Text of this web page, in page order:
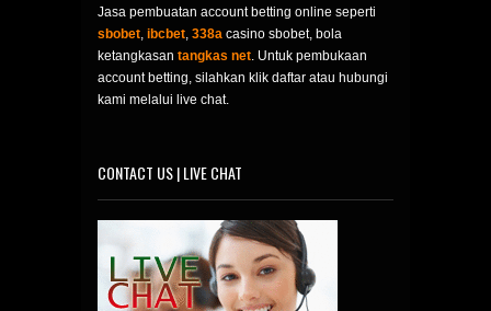
Jasa pembuatan account betting online seperti
sbobet, ibcbet, 338a casino sbobet, bola
ketangkasan tangkas net. Untuk pembukaan
account betting, silahkan klik daftar atau hubungi
kami melalui live chat.
CONTACT US | LIVE CHAT